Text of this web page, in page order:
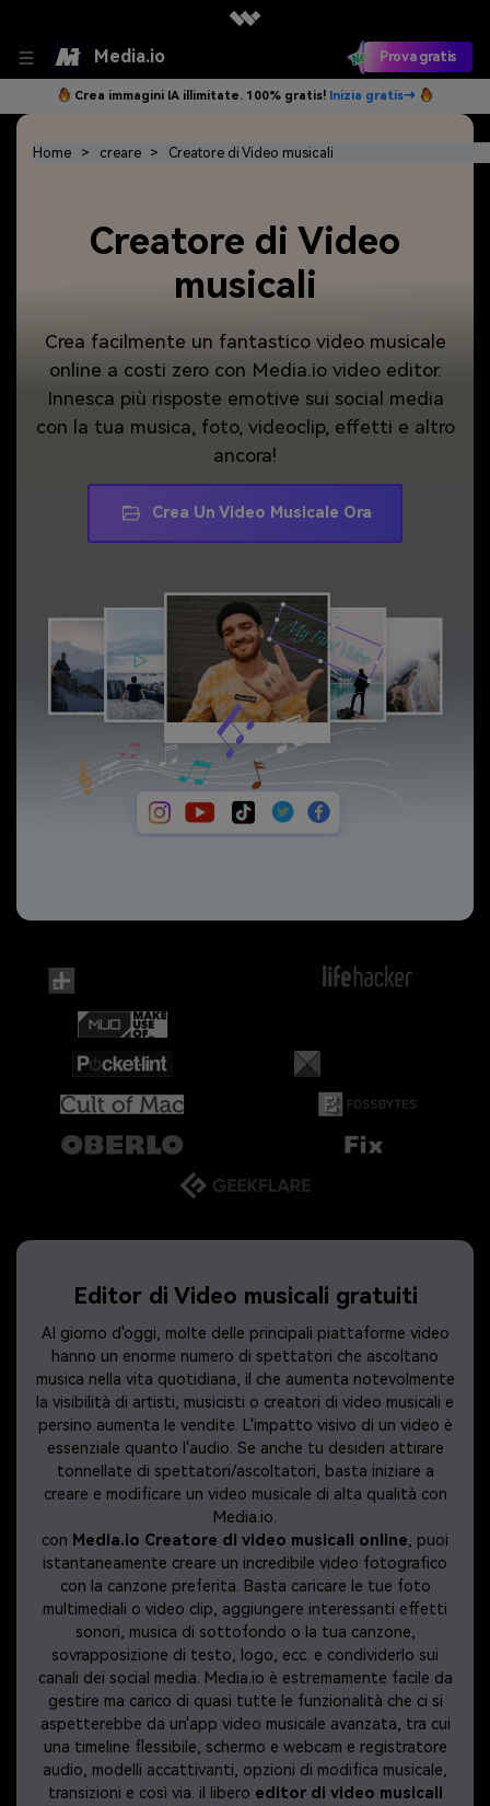
Media.io Prova gratis
Crea immagini IA illimitate. 100% gratis! Inizia gratis→
Creatore di Video
musicali
Crea facilmente un fantastico video musicale
online a costi zero con Media.io video editor.
Innesca più risposte emotive sui social media
con la tua musica, foto, videoclip, effetti e altro
ancora!
Crea Un Video Musicale Ora
Home creare Creatore di Video musicali
Editor di Video musicali gratuiti
Al giorno d'oggi, molte delle principali piattaforme video
hanno un enorme numero di spettatori che ascoltano
musica nella vita quotidiana, il che aumenta notevolmente
la visibilità di artisti, musicisti o creatori di video musicali e
persino aumenta le vendite. L'impatto visivo di un video è
essenziale quanto l'audio. Se anche tu desideri attirare
tonnellate di spettatori/ascoltatori, basta iniziare a
creare e modificare un video musicale di alta qualità con
Media.io.
con Media.io Creatore di video musicali online, puoi
istantaneamente creare un incredibile video fotografico
con la canzone preferita. Basta caricare le tue foto
multimediali o video clip, aggiungere interessanti effetti
sonori, musica di sottofondo o la tua canzone,
sovrapposizione di testo, logo, ecc. e condividerlo sui
canali dei social media. Media.io è estremamente facile da
gestire ma carico di quasi tutte le funzionalità che ci si
aspetterebbe da un'app video musicale avanzata, tra cui
una timeline flessibile, schermo e webcam e registratore
audio, modelli accattivanti, opzioni di modifica musicale,
transizioni e così via. il libero editor di video musicali